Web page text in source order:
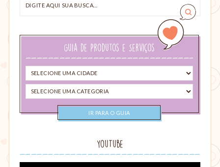
aqui
Guia de Produtos e Serviços
Selecione
uma
cidade
Selecione
uma
YouTube